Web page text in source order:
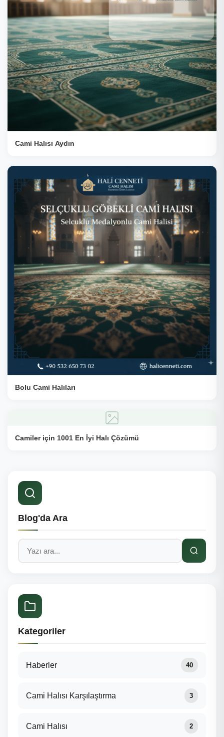
Cami Halısı Aydın
Bolu Cami Halıları
Camiler için 1001 En İyi Halı Çözümü
Blog'da Ara
Kategoriler
Haberler 40
Cami Halısı Karşılaştırma 3
Cami Halısı 2